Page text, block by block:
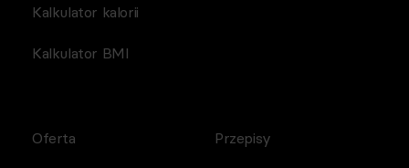
Kalkulator kalorii
Kalkulator BMI
Oferta Przepisy